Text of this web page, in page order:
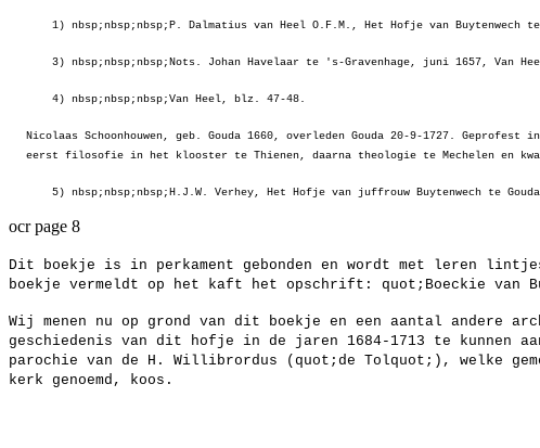
1) nbsp;nbsp;nbsp;P. Dalmatius van Heel O.F.M., Het Hofje van
3) nbsp;nbsp;nbsp;Nots. Johan Havelaar te 's-Gravenhage, juni 1657, Van
4) nbsp;nbsp;nbsp;Van Heel, blz. 47-48.
Nicolaas Schoonhouwen, geb. Gouda 1660, overleden Gouda 20-9-1727. Geprofest
eerst filosofie in het klooster te Thienen, daarna theologie te Mechelen en
5) nbsp;nbsp;nbsp;H.J.W. Verhey, Het Hofje van juffrouw Buytenwech te
ocr page 8
Dit boekje is in perkament gebonden en wordt met leren
boekje vermeldt op het kaft het opschrift: quot;Boeckie van
Wij menen nu op grond van dit boekje en een aantal andere
geschiedenis van dit hofje in de jaren 1684-1713 te kunnen
parochie van de H. Willibrordus (quot;de Tolquot;), welke
kerk genoemd, koos.